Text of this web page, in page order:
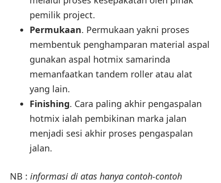
pemilik project.
Permukaan. Permukaan yakni proses
membentuk penghamparan material aspal
gunakan aspal hotmix samarinda
memanfaatkan tandem roller atau alat
yang lain.
Finishing. Cara paling akhir pengaspalan
hotmix ialah pembikinan marka jalan
menjadi sesi akhir proses pengaspalan
jalan.
NB : informasi di atas hanya contoh-contoh